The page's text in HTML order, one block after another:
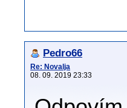
Pedro66
Re: Novalja
08. 09. 2019 23:33